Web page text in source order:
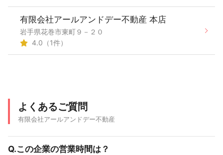
有限会社アールアンドデー不動産 本店
岩手県花巻市東町９－２０
4.0（1件）
よくあるご質問
有限会社アールアンドデー不動産
Q.この企業の営業時間は？